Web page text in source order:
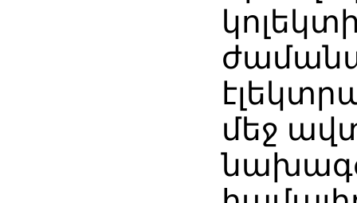
մեջ